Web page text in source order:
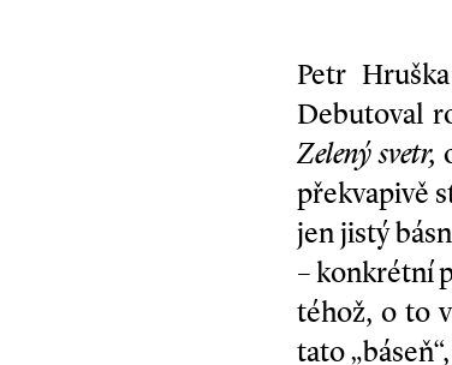
Petr
Debutoval
Zelený svetr,
překvapivě
jen jistý
– konkrétní
téhož, o to
tato